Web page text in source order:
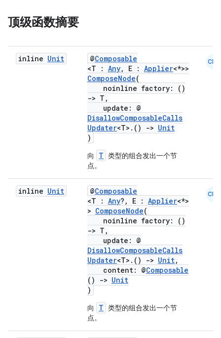
顶级函数摘要
inline Unit @Composable
<T : Any, E : Applier<*>>
ComposeNode(
noinline factory: ()
-> T,
update: @
DisallowComposableCalls
Updater<T>.() -> Unit
)
向 T 类型的组合发出一个节
点。
CMN
inline Unit @Composable
<T : Any?, E : Applier<*>
> ComposeNode(
noinline factory: ()
-> T,
update: @
DisallowComposableCalls
Updater<T>.() -> Unit,
content: @Composable
()
-> Unit
)
向 T 类型的组合发出一个节
点。
CMN